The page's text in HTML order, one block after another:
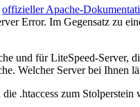
offizieller Apache-
Error. Im Gegensatz zu
und für LiteSpeed-Server,
Welcher Server bei
.htaccess zum Stolperstein